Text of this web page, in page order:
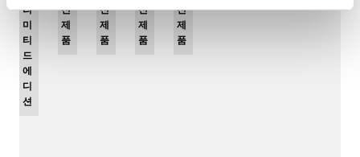
리
미
티
드
에
디
션
신
제
품
신
제
품
신
제
품
신
제
품